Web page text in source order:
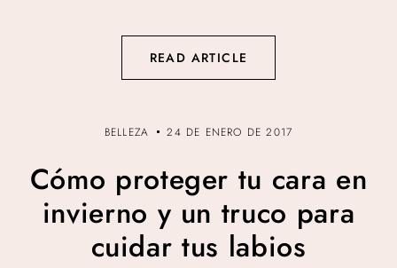
READ ARTICLE
BELLEZA 24 DE ENERO DE 2017
Cómo proteger tu cara en
invierno y un truco para
cuidar tus labios